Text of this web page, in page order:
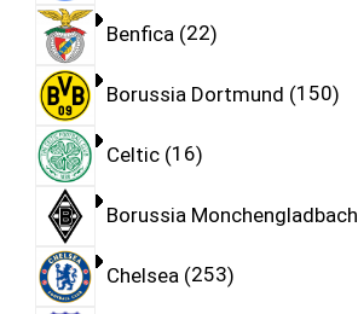
Benfica 22
Borussia Dortmund 150
Celtic 16
Borussia Monchengladbach
Chelsea 253